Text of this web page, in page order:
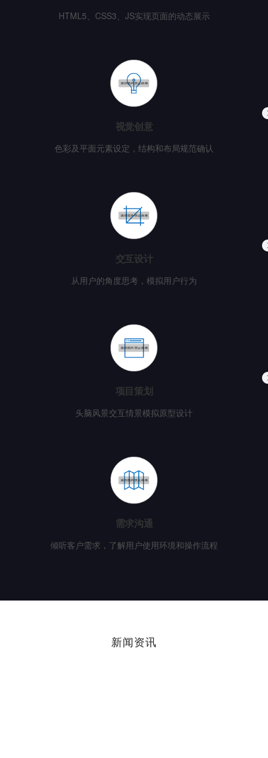
HTML5、CSS3、JS实现页面的动态展示
视觉创意
色彩及平面元素设定，结构和布局规范确认
交互设计
从用户的角度思考，模拟用户行为
项目策划
头脑风景交互情景模拟原型设计
需求沟通
倾听客户需求，了解用户使用环境和操作流程
新闻资讯